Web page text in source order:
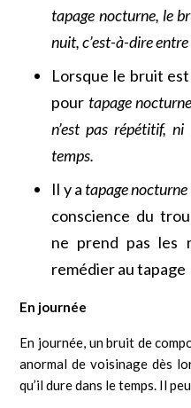
tapage nocturne, le
nuit, c’est-à-dire
Lorsque le bruit
pour tapage
n’est pas répétitif,
temps.
Il y a tapage
conscience du
ne prend pas les
remédier au tapage
En journée
En journée, un bruit de
anormal de voisinage dès
qu’il dure dans le temps. Il